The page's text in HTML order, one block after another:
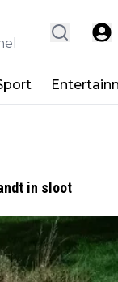
in sloot